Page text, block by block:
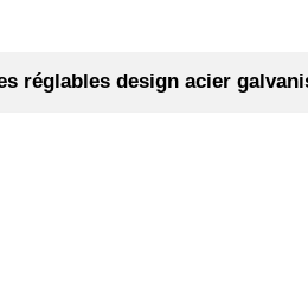
réglables design acier